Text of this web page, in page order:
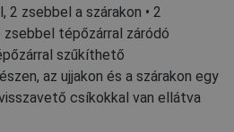
zsebbel a szárakon • 2
tépőzárral záródó
szűkíthető
az ujjakon és a szárakon egy
csíkokkal van ellátva